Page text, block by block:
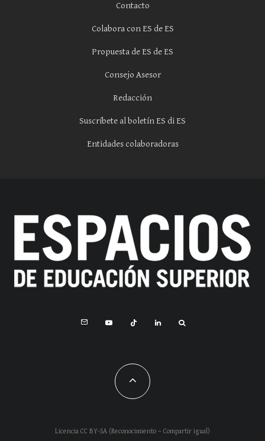
Contacto
Colabora con ES de ES
Propuesta de ES de ES
Consejo Asesor
Redacción
Suscríbete al boletín ES di ES
Entidades colaboradoras
Licencia CC BY-SA (Reconocimiento – Compartir igual)